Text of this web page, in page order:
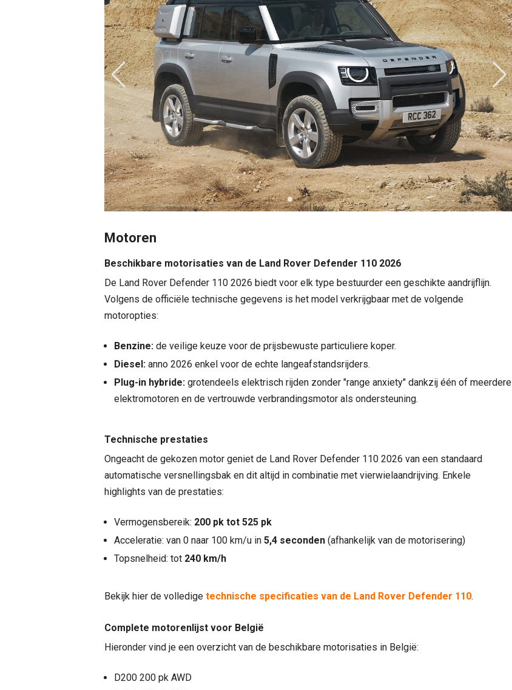
Motoren
Beschikbare motorisaties van de Land Rover Defender 110 2026
De Land Rover Defender 110 2026 biedt voor elk type bestuurder een geschikte aandrijflijn.
Volgens de officiële technische gegevens is het model verkrijgbaar met de volgende
motoropties:
Benzine: de veilige keuze voor de prijsbewuste particuliere koper.
Diesel: anno 2026 enkel voor de echte langeafstandsrijders.
Plug-in hybride: grotendeels elektrisch rijden zonder "range anxiety" dankzij één of meerdere
elektromotoren en de vertrouwde verbrandingsmotor als ondersteuning.
Technische prestaties
Ongeacht de gekozen motor geniet de Land Rover Defender 110 2026 van een standaard
automatische versnellingsbak en dit altijd in combinatie met vierwielaandrijving. Enkele
highlights van de prestaties:
Vermogensbereik: 200 pk tot 525 pk
Acceleratie: van 0 naar 100 km/u in 5,4 seconden (afhankelijk van de motorisering)
Topsnelheid: tot 240 km/h
Bekijk hier de volledige technische specificaties van de Land Rover Defender 110.
Complete motorenlijst voor België
Hieronder vind je een overzicht van de beschikbare motorisaties in België:
D200 200 pk AWD